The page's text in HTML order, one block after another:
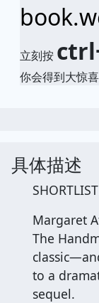
立刻按
你会得到大惊
具体描述
Margaret
The
to a
sequel.